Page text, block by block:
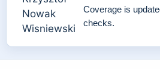
Coverage is
checks.